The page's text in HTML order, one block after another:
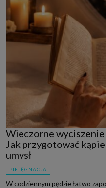
Wieczorne
Jak przygotować
umysł
PIELĘGNACJA
W codziennym pędzie łatwo